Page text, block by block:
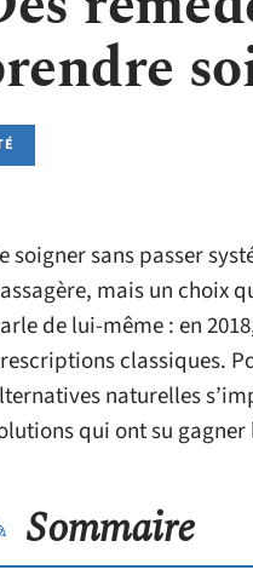
soigner sans passer
mais un choix
de lui-même : en
classiques.
naturelles
qui ont su
Sommaire